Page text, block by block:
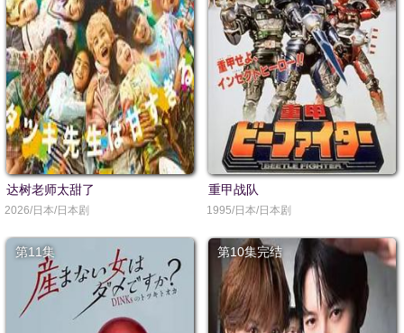
达树老师太甜了
2026/日本/日本剧
重甲战队
1995/日本/日本剧
第11集 第10集完结